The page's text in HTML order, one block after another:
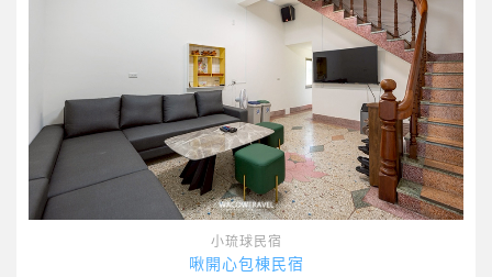
小琉球民宿
啾開心包棟民宿